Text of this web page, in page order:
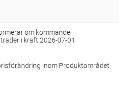
om kommande
i kraft 2026-07-01
inom Produktområdet